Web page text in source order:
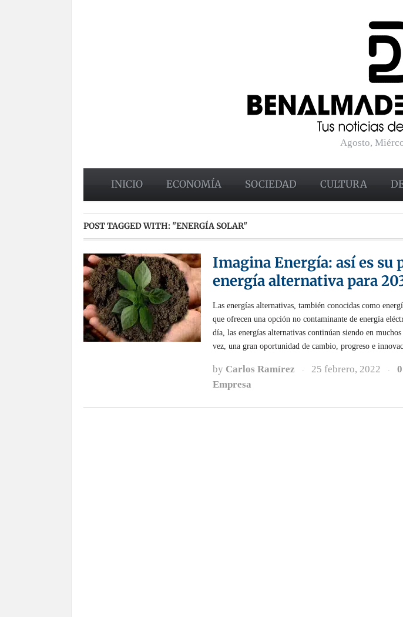
Agosto,
INICIO ECONOMÍA SOCIEDAD CULTURA
POST TAGGED WITH: "ENERGÍA SOLAR"
Imagina Energía: así es su
energía alternativa para
Las energías alternativas, también conocidas como
que ofrecen una opción no contaminante de energía
día, las energías alternativas continúan siendo en
vez, una gran oportunidad de cambio, progreso e
by Carlos Ramírez · 25 febrero, 2022 ·
Empresa